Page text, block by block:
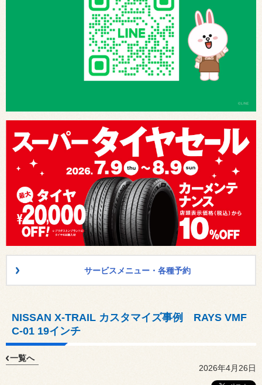
サービスメニュー・各種予約
NISSAN X-TRAIL カスタマイズ事例 RAYS VMF
C-01 19インチ
一覧へ
2026年4月26日